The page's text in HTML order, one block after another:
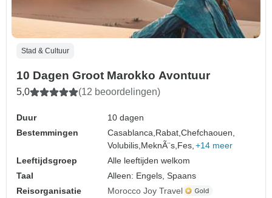
Stad & Cultuur
10 Dagen Groot Marokko Avontuur
5,0 (12 beoordelingen)
Duur
10 dagen
Bestemmingen
Casablanca, Rabat,Chefchaouen,
Volubilis, MeknÃ¨s, Fes, +14 meer
Leeftijdsgroep
Alle leeftijden welkom
Taal
Alleen: Engels, Spaans
Reisorganisatie
Morocco Joy Travel